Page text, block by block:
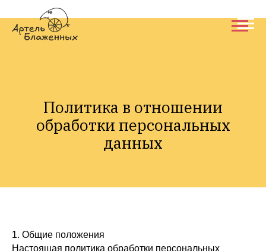
Политика в отношении
обработки персональных
данных
1. Общие положения
Настоящая политика обработки персональных